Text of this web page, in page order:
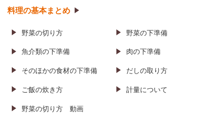
料理の基本まとめ
野菜の切り方 野菜の下準備
魚介類の下準備 肉の下準備
そのほかの食材の下準備 だしの取り方
ご飯の炊き方 計量について
野菜の切り方 動画